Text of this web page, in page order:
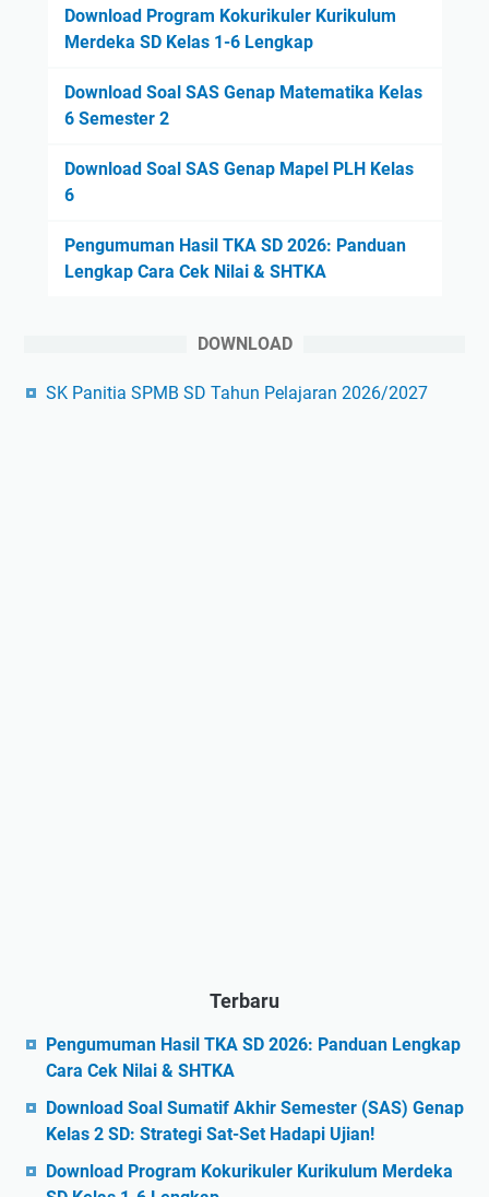
Download Program Kokurikuler Kurikulum
Merdeka SD Kelas 1-6 Lengkap
Download Soal SAS Genap Matematika Kelas
6 Semester 2
Download Soal SAS Genap Mapel PLH Kelas
6
Pengumuman Hasil TKA SD 2026: Panduan
Lengkap Cara Cek Nilai & SHTKA
DOWNLOAD
SK Panitia SPMB SD Tahun Pelajaran 2026/2027
Terbaru
Pengumuman Hasil TKA SD 2026: Panduan Lengkap
Cara Cek Nilai & SHTKA
Download Soal Sumatif Akhir Semester (SAS) Genap
Kelas 2 SD: Strategi Sat-Set Hadapi Ujian!
Download Program Kokurikuler Kurikulum Merdeka